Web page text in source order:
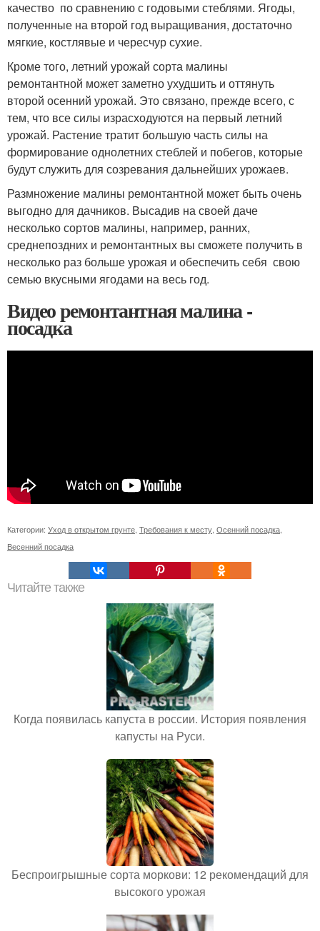
качество по сравнению с годовыми стеблями. Ягоды,
полученные на второй год выращивания, достаточно
мягкие, костлявые и чересчур сухие.
Кроме того, летний урожай сорта малины
ремонтантной может заметно ухудшить и оттянуть
второй осенний урожай. Это связано, прежде всего, с
тем, что все силы израсходуются на первый летний
урожай. Растение тратит большую часть силы на
формирование однолетних стеблей и побегов, которые
будут служить для созревания дальнейших урожаев.
Размножение малины ремонтантной может быть очень
выгодно для дачников. Высадив на своей даче
несколько сортов малины, например, ранних,
среднепоздних и ремонтантных вы сможете получить в
несколько раз больше урожая и обеспечить себя свою
семью вкусными ягодами на весь год.
Видео ремонтантная малина -
посадка
Категории: Уход в открытом грунте Требования к месту Осенний посадка
Весенний посадка
Читайте также
Когда появилась капуста в россии. История появления
капусты на Руси.
Беспроигрышные сорта моркови: 12 рекомендаций для
высокого урожая